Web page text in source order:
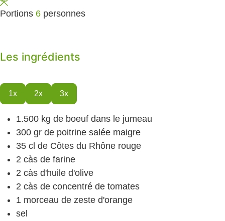
Portions 6 personnes
Les ingrédients
1x 2x 3x
1.500 kg de boeuf dans le jumeau
300 gr de poitrine salée maigre
35 cl de Côtes du Rhône rouge
2 càs de farine
2 càs d'huile d'olive
2 càs de concentré de tomates
1 morceau de zeste d'orange
sel